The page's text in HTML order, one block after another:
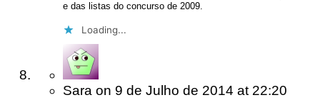
e das listas do concurso de 2009.
Loading...
Sara on 9 de Julho de 2014 at 22:20